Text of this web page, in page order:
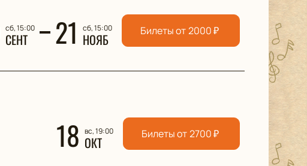
сб, 15:00
СЕНТ 21 сб, 15:00
НОЯБ Билеты от 2000₽
18 вс, 19:00
ОКТ Билеты от 2700₽